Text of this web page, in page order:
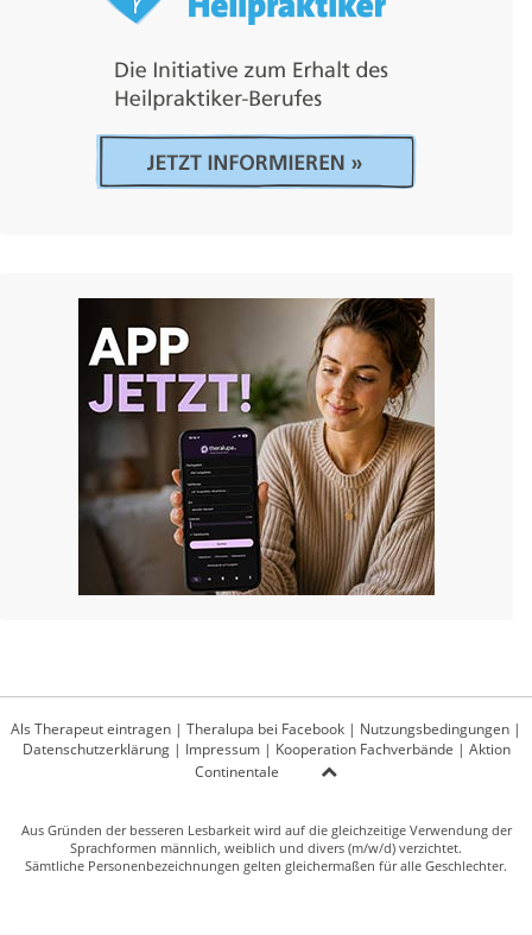
Als Therapeut eintragen | Theralupa bei Facebook | Nutzungsbedingungen |
Datenschutzerklärung| Impressum| Kooperation Fachverbände | Aktion
Continentale
Aus Gründen der besseren Lesbarkeit wird auf die gleichzeitige Verwendung der
Sprachformen männlich, weiblich und divers (m/w/d) verzichtet.
Sämtliche Personenbezeichnungen gelten gleichermaßen für alle Geschlechter.